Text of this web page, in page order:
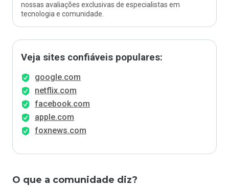
nossas avaliações exclusivas de especialistas em
tecnologia e comunidade.
Veja sites confiáveis populares:
google.com
netflix.com
facebook.com
apple.com
foxnews.com
O que a comunidade diz?